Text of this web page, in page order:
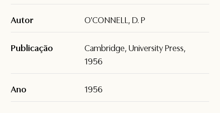
Autor O'CONNELL, D. P
Publicação
Cambridge, University Press,
1956
Ano 1956